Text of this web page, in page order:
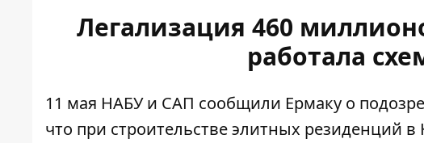
Легализация 460
работала
11 мая НАБУ и САП сообщили Ермаку о
что при строительстве элитных резиденций